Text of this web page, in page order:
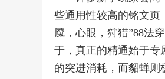
些通用性较高的铭文页
魇，心眼，狩猎”88法
于，真正的精通始于专
的突进消耗，而貂蝉